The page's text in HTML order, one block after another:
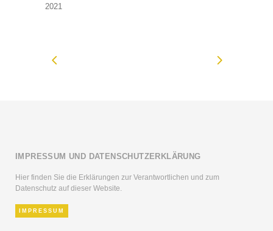
2021
IMPRESSUM UND DATENSCHUTZERKLÄRUNG
Hier finden Sie die Erklärungen zur Verantwortlichen und zum
Datenschutz auf dieser Website.
IMPRESSUM